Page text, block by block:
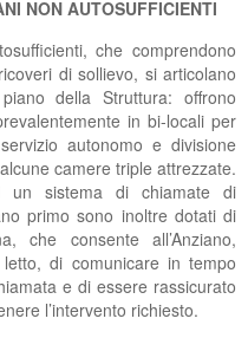
NON AUTOSUFFICIENTI
che comprendono
di sollievo, si articolano
della Struttura: offrono
in bi-locali per
autonomo e divisione
camere triple attrezzate.
sistema di chiamate di
primo sono inoltre dotati di
che consente all’Anziano,
di comunicare in tempo
e di essere rassicurato
l’intervento richiesto.